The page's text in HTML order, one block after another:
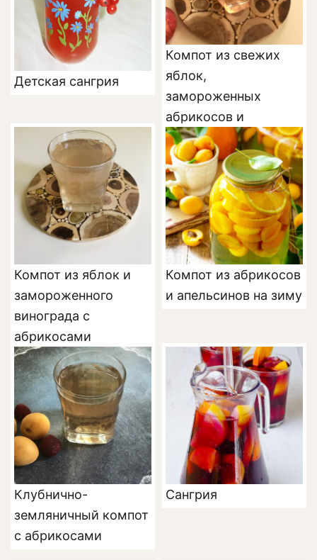
Детская сангрия
Компот из свежих
яблок,
замороженных
абрикосов и
смородины
Компот из яблок и
замороженного
винограда с
абрикосами
Компот из абрикосов
и апельсинов на зиму
Клубнично-
земляничный компот
с абрикосами
Сангрия